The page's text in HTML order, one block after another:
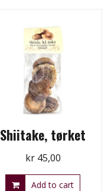
Shiitake, tørket
kr45,00
Add to cart